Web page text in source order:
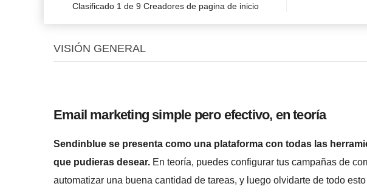
Clasificado 1 de 9 Creadores de pagina de inicio
VISIÓN GENERAL
Email marketing simple pero efectivo, en teoría
Sendinblue se presenta como una plataforma con todas las
que pudieras desear. En teoría, puedes configurar tus campañas de
automatizar una buena cantidad de tareas, y luego olvidarte de todo